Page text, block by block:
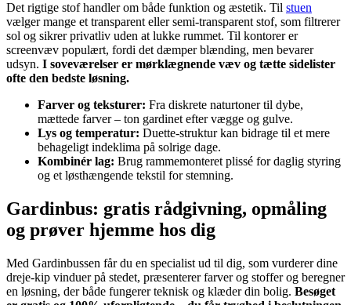
Det rigtige stof handler om både funktion og æstetik. Til stuen
vælger mange et transparent eller semi-transparent stof, som filtrerer
sol og sikrer privatliv uden at lukke rummet. Til kontorer er
screenvæv populært, fordi det dæmper blænding, men bevarer
udsyn. I soveværelser er mørklægnende væv og tætte sidelister
ofte den bedste løsning.
Farver og teksturer: Fra diskrete naturtoner til dybe,
mættede farver – ton gardinet efter vægge og gulve.
Lys og temperatur: Duette-struktur kan bidrage til et mere
behageligt indeklima på solrige dage.
Kombinér lag: Brug rammemonteret plissé for daglig styring
og et løsthængende tekstil for stemning.
Gardinbus: gratis rådgivning, opmåling
og prøver hjemme hos dig
Med Gardinbussen får du en specialist ud til dig, som vurderer dine
dreje-kip vinduer på stedet, præsenterer farver og stoffer og beregner
en løsning, der både fungerer teknisk og klæder din bolig. Besøget